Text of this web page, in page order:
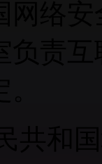
负责
共和